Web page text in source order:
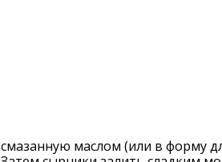
смазанную маслом (или в форму